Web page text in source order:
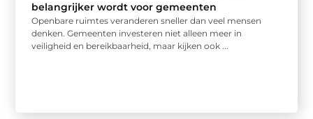
belangrijker wordt voor gemeenten
Openbare ruimtes veranderen sneller dan veel mensen
denken. Gemeenten investeren niet alleen meer in
veiligheid en bereikbaarheid, maar kijken ook ...